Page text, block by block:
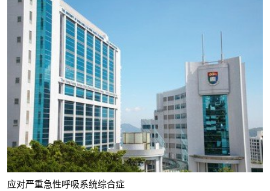
应对严重急性呼吸系统综合症